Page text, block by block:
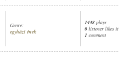
Genre:
egyházi ének
1448 plays
0 listener likes it
1 comment